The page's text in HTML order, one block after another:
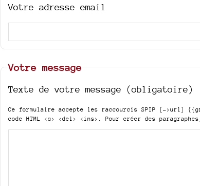
Votre adresse email
Votre message
Texte de votre message (obligatoire)
Ce formulaire accepte les raccourcis SPIP [->url]
code HTML <q> <del> <ins> . Pour créer des